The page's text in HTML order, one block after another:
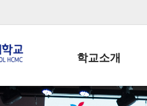
학교소개
학교장인사말